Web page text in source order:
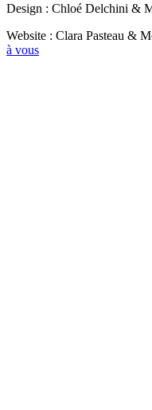
Design : Chloé Delchini &
Website : Clara Pasteau &
à vous